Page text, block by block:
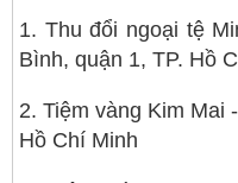
1. Thu đổi ngoại tệ
Bình, quận 1, TP. Hồ
2. Tiệm vàng Kim Mai
Hồ Chí Minh